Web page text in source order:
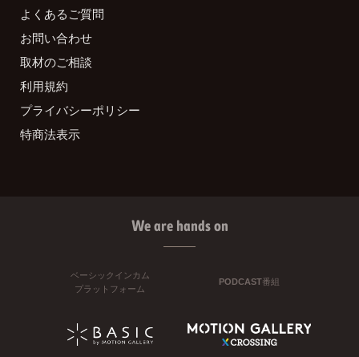
よくあるご質問
お問い合わせ
取材のご相談
利用規約
プライバシーポリシー
特商法表示
We are hands on
ベーシックインカム
プラットフォーム
PODCAST番組